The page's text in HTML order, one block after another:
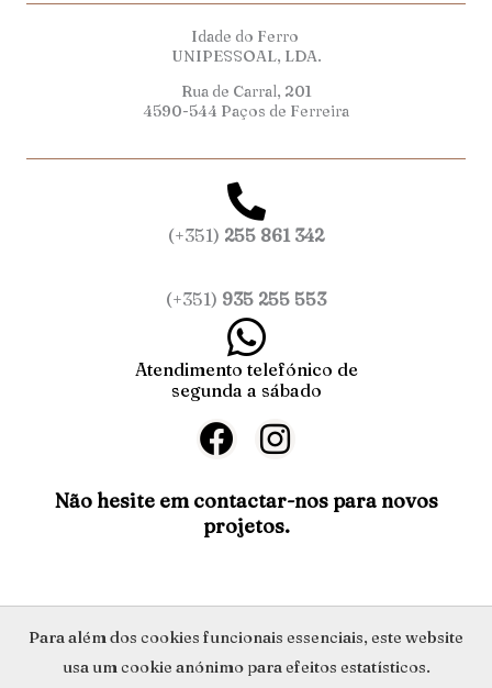
Idade do Ferro
UNIPESSOAL, LDA.
Rua de Carral, 201
4590-544 Paços de Ferreira
(+351) 255 861 342
(+351) 935 255 553
Atendimento telefónico de
segunda a sábado
F
a
c
e
o
o
k
I
n
s
t
g
r
a
Não hesite em contactar-nos para novos
projetos.
Política de Privacidade
Para além dos cookies funcionais essenciais, este website
usa um cookie anónimo para efeitos estatísticos.